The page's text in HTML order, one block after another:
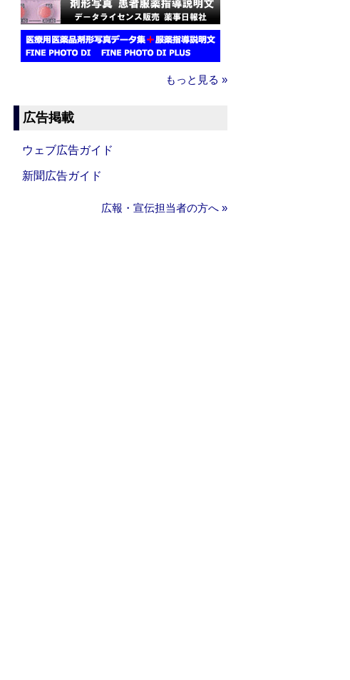
もっと見る »
広告掲載
ウェブ広告ガイド
新聞広告ガイド
広報・宣伝担当者の方へ »